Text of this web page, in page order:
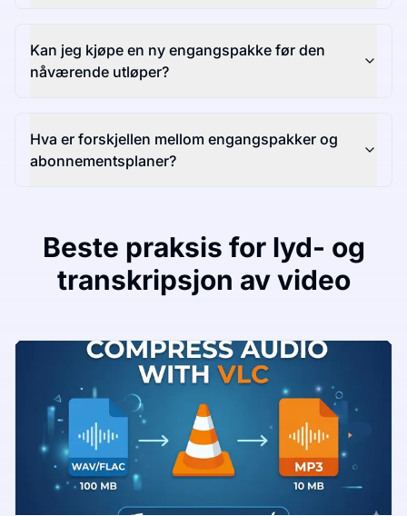
Kan jeg kjøpe en ny engangspakke før den
nåværende utløper?
Hva er forskjellen mellom engangspakker og
abonnementsplaner?
Beste praksis for lyd- og
transkripsjon av video